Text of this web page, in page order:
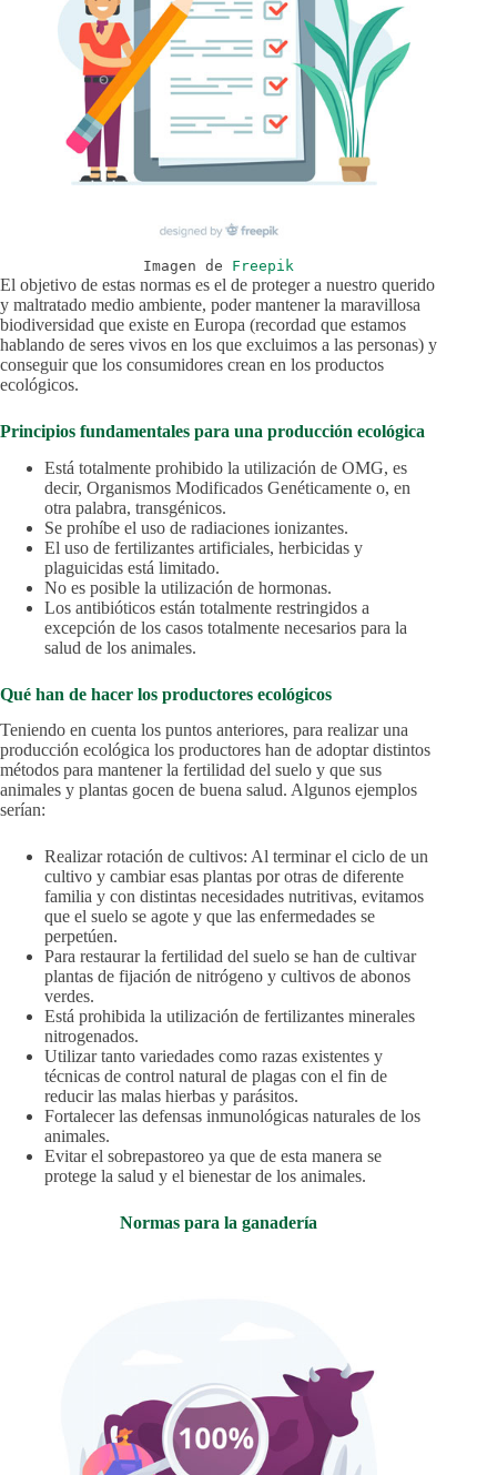
Imagen de Freepik
El objetivo de estas normas es el de proteger a nuestro querido
y maltratado medio ambiente, poder mantener la maravillosa
biodiversidad que existe en Europa (recordad que estamos
hablando de seres vivos en los que excluimos a las personas) y
conseguir que los consumidores crean en los productos
ecológicos.
Principios fundamentales para una producción ecológica
Está totalmente prohibido la utilización de OMG, es
decir, Organismos Modificados Genéticamente o, en
otra palabra, transgénicos.
Se prohíbe el uso de radiaciones ionizantes.
El uso de fertilizantes artificiales, herbicidas y
plaguicidas está limitado.
No es posible la utilización de hormonas.
Los antibióticos están totalmente restringidos a
excepción de los casos totalmente necesarios para la
salud de los animales.
Qué han de hacer los productores ecológicos
Teniendo en cuenta los puntos anteriores, para realizar una
producción ecológica los productores han de adoptar distintos
métodos para mantener la fertilidad del suelo y que sus
animales y plantas gocen de buena salud. Algunos ejemplos
serían:
Realizar rotación de cultivos: Al terminar el ciclo de un
cultivo y cambiar esas plantas por otras de diferente
familia y con distintas necesidades nutritivas, evitamos
que el suelo se agote y que las enfermedades se
perpetúen.
Para restaurar la fertilidad del suelo se han de cultivar
plantas de fijación de nitrógeno y cultivos de abonos
verdes.
Está prohibida la utilización de fertilizantes minerales
nitrogenados.
Utilizar tanto variedades como razas existentes y
técnicas de control natural de plagas con el fin de
reducir las malas hierbas y parásitos.
Fortalecer las defensas inmunológicas naturales de los
animales.
Evitar el sobrepastoreo ya que de esta manera se
protege la salud y el bienestar de los animales.
Normas para la ganadería